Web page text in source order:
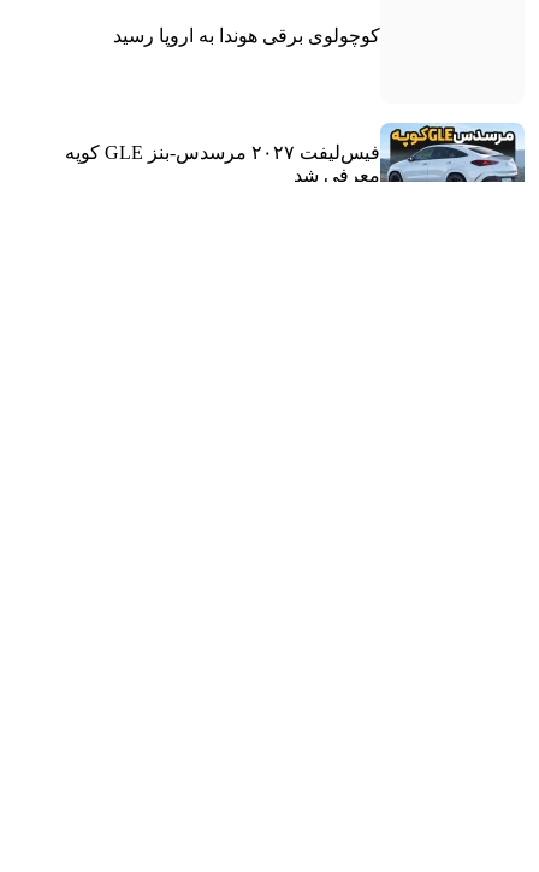
کوچولوی برقی هوندا به اروپا رسید
فیس‌لیفت ۲۰۲۷ مرسدس-بنز GLE کوپه
معرفی شد